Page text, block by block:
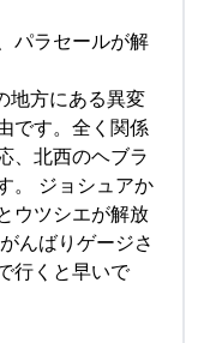
パラセールが解
地方にある異変
です。全く関係
、北西のヘブラ
。 ジョシュアか
ウツシエが解放
んばりゲージさ
行くと早いで